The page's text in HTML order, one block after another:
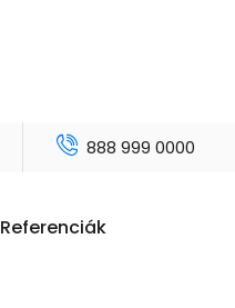
888 999 0000
Referenciák